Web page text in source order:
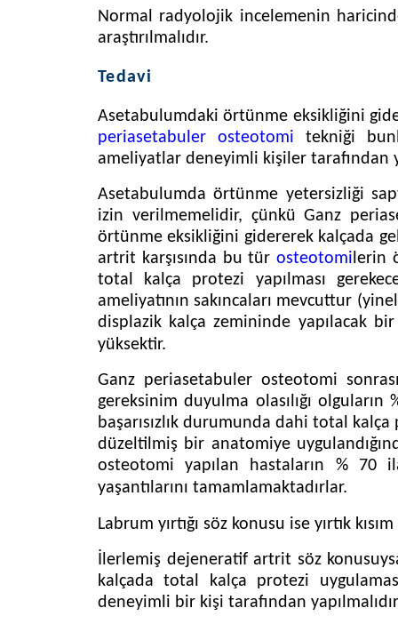
Normal radyolojik incelemenin
araştırılmalıdır.
Tedavi
Asetabulumdaki örtünme eksikliğini
periasetabuler osteotomi tekniği
ameliyatlar deneyimli kişiler tarafından
Asetabulumda örtünme yetersizliği
izin verilmemelidir, çünkü Ganz
örtünme eksikliğini gidererek kalçada
artrit karşısında bu türosteotomilerin
total kalça protezi yapılması
ameliyatının sakıncaları mevcuttur
displazik kalça zemininde yapılacak
yüksektir.
Ganz periasetabuler osteotomi
gereksinim duyulma olasılığı
başarısızlık durumunda dahi total
düzeltilmiş bir anatomiye
osteotomi yapılan hastaların % 70
yaşantılarını tamamlamaktadırlar.
Labrum yırtığı söz konusu ise yırtık kısım
İlerlemiş dejeneratif artrit söz
kalçada total kalça protezi
deneyimli bir kişi tarafından